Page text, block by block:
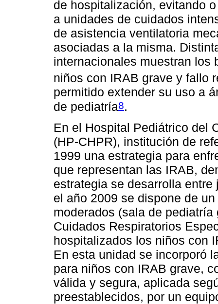
de hospitalización, evitando
a unidades de cuidados
de asistencia ventilatoria
asociadas a la misma.
internacionales muestran los
niños con IRAB grave y fallo
permitido extender su uso a
de pediatría8.
En el Hospital Pediátrico del
(HP-CHPR), institución de
1999 una estrategia para
que representan las IRAB,
estrategia se desarrolla
el año 2009 se dispone de
moderados (sala de
Cuidados Respiratorios
hospitalizados los niños con
En esta unidad se incorporó
para niños con IRAB grave,
válida y segura, aplicada
preestablecidos, por un